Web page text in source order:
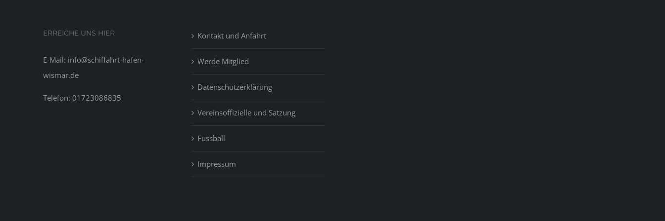
notice
at
time
the
ERREICHE UNS HIER
E-Mail: info@schiffahrt-hafen-
wismar.de
Telefon: 01723086835
Kontakt und Anfahrt
Werde Mitglied
Datenschutzerklärung
Vereinsoffizielle und Satzung
Fussball
Impressum